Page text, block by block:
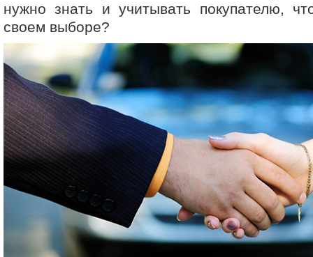
нужно знать и учитывать покупателю,
своем выборе?